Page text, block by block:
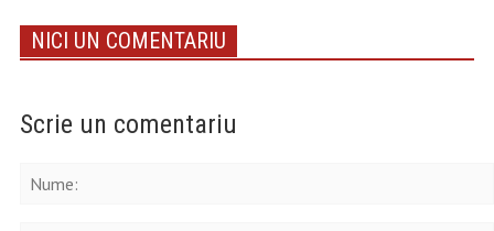
NICI UN COMENTARIU
Scrie un comentariu